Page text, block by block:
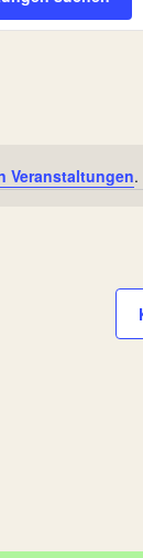
Veranstaltungen.